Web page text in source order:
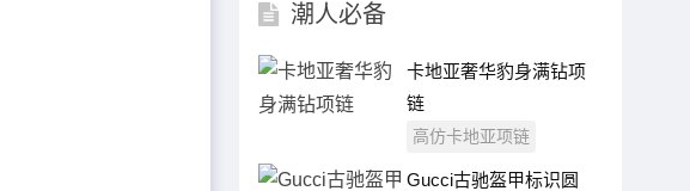
潮人必备
卡地亚奢华豹身满钻项
链
高仿卡地亚项链
Gucci古驰盔甲标识圆